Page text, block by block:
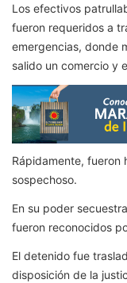
Los efectivos
fueron requeridos a
emergencias, donde
salido un comercio y
Rápidamente, fueron
sospechoso.
En su poder
fueron reconocidos
El detenido fue
disposición de la